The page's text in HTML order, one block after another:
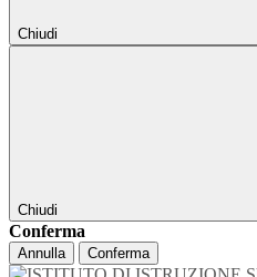
Chiudi
Chiudi
Conferma
Annulla Conferma